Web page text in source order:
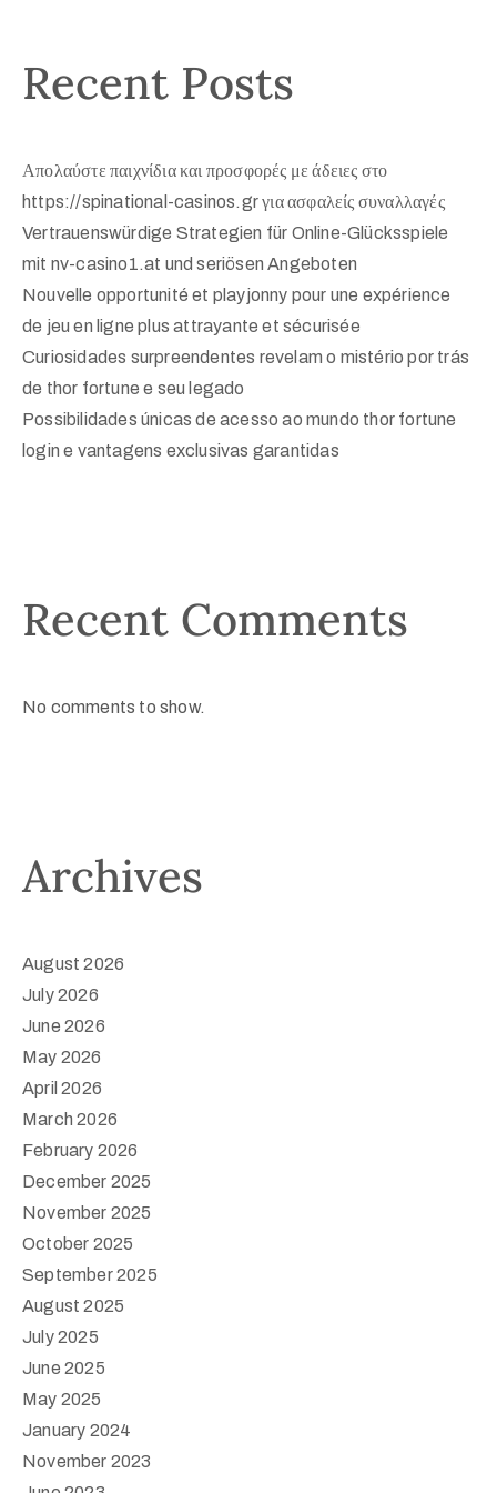
Recent Posts
Απολαύστε παιχνίδια και προσφορές με άδειες στο
https://spinational-casinos.gr για ασφαλείς συναλλαγές
Vertrauenswürdige Strategien für Online-Glücksspiele
mit nv-casino1.at und seriösen Angeboten
Nouvelle opportunité et playjonny pour une expérience
de jeu en ligne plus attrayante et sécurisée
Curiosidades surpreendentes revelam o mistério por trás
de thor fortune e seu legado
Possibilidades únicas de acesso ao mundo thor fortune
login e vantagens exclusivas garantidas
Recent Comments
No comments to show.
Archives
August 2026
July 2026
June 2026
May 2026
April 2026
March 2026
February 2026
December 2025
November 2025
October 2025
September 2025
August 2025
July 2025
June 2025
May 2025
January 2024
November 2023